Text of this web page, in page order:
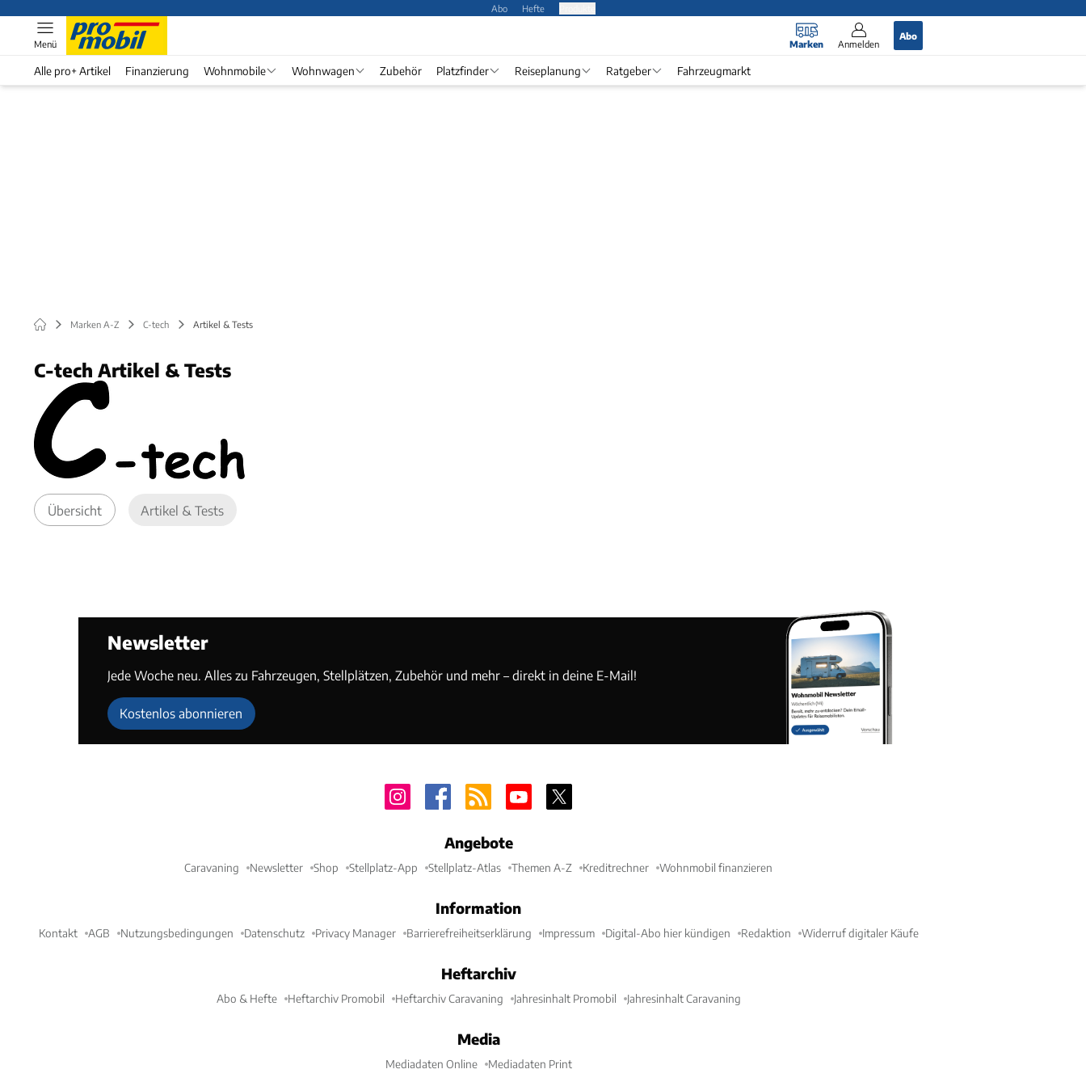
Abo Hefte
Marken Anmelden
Abo
Menü
Alle pro+ Artikel Finanzierung Wohnmobile Wohnwagen Zubehör Platzfinder Reiseplanung Ratgeber Fahrzeugmarkt
Marken A-Z C-tech Artikel & Tests
C-tech Artikel & Tests
Übersicht Artikel & Tests
Newsletter
Jede Woche neu. Alles zu Fahrzeugen, Stellplätzen, Zubehör und mehr – direkt in deine E-Mail!
Kostenlos abonnieren
Angebote
Caravaning Newsletter Shop Stellplatz-App Stellplatz-Atlas Themen A-Z Kreditrechner Wohnmobil finanzieren
Information
Kontakt AGB Nutzungsbedingungen Datenschutz Privacy Manager Barrierefreiheitserklärung Impressum Digital-Abo hier kündigen Redaktion Widerruf digitaler Käufe
Heftarchiv
Abo & Hefte Heftarchiv Promobil Heftarchiv Caravaning Jahresinhalt Promobil Jahresinhalt Caravaning
Media
Mediadaten Online Mediadaten Print